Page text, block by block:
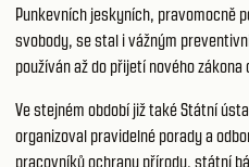
Punkevních jeskyních, pravomocně
svobody, se stal i vážným
používán až do přijetí nového
Ve stejném období již také Státní
organizoval pravidelné porady a
pracovníků ochrany přírody, státní